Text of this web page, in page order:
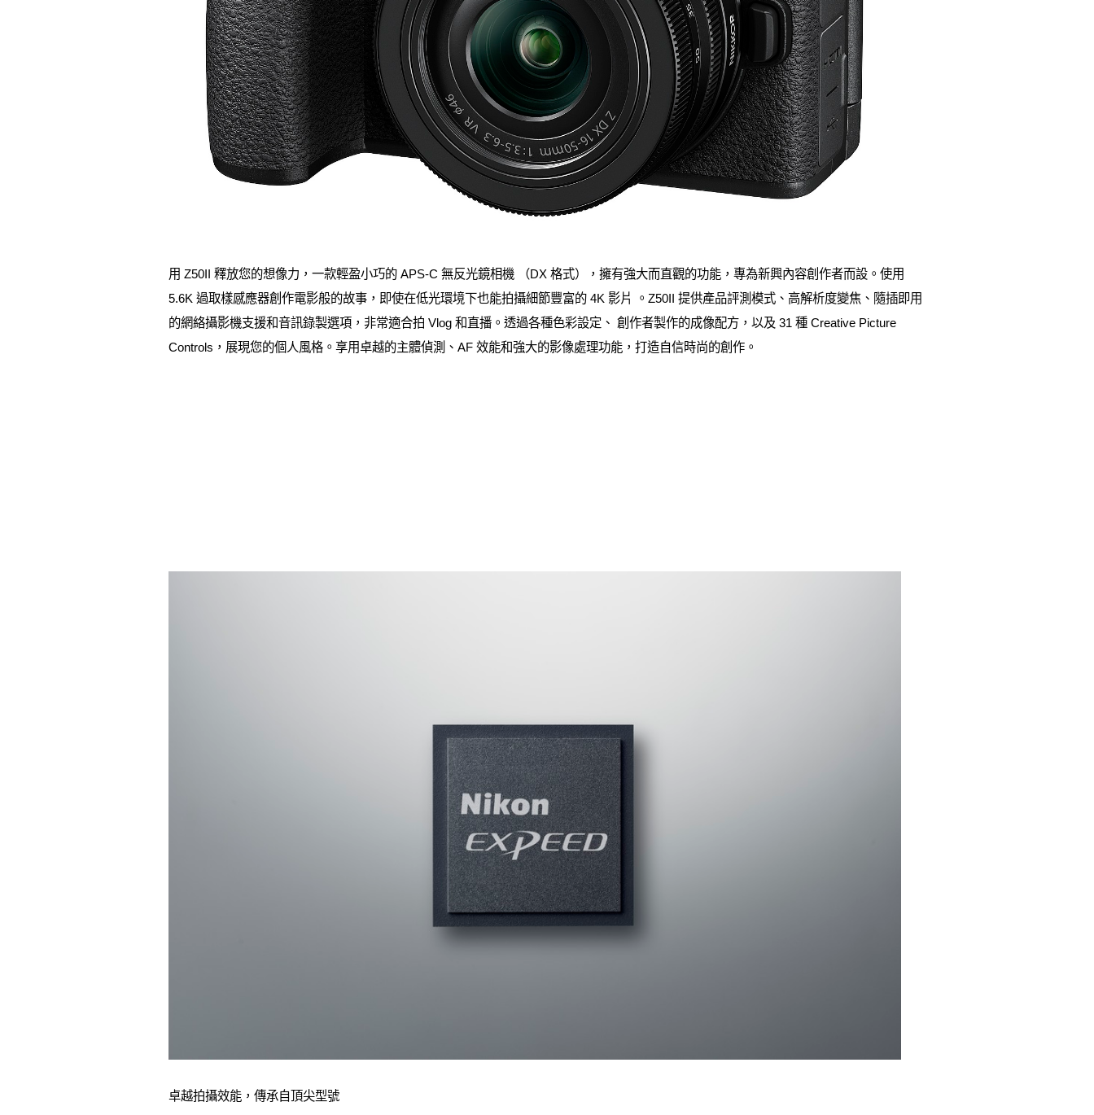
用 Z50II 釋放您的想像力，一款輕盈小巧的 APS-C 無反光鏡相機 （DX 格式），擁有強大而直觀的功能，專為新興內容創作者而設。使用
5.6K 過取樣感應器創作電影般的故事，即使在低光環境下也能拍攝細節豐富的 4K 影片 。Z50II 提供產品評測模式、高解析度變焦、隨插即用
的網絡攝影機支援和音訊錄製選項，非常適合拍 Vlog 和直播。透過各種色彩設定、 創作者製作的成像配方，以及 31 種 Creative Picture
Controls，展現您的個人風格。享用卓越的主體偵測、AF 效能和強大的影像處理功能，打造自信時尚的創作。
卓越拍攝效能，傳承自頂尖型號